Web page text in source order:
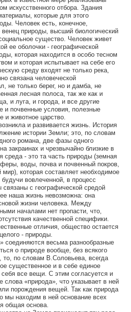
искусственного отбора. Здания
которые для этого
Человек есть, конечное,
природы, высший биологический
существо. Человек живет
ее оболочки - географической
которая находится в особо тесном
и которая испытывает на себе его
среду входят не только река,
связана человеческой
не только берег, но и дамба, не
лесная полоса, так же как и
и луга, и города, и все другие
и почвенные условия, полезные
и животное царство.
и развивается жизнь. История
истории Земли; это, по словам
романа, две фазы одного
закраинах и чрезвычайно близкие в
среда - это та часть природы (земная
воды, почва и почвенный покров,
которая составляет необходимое
вовлеченной, в процесс
с географической средой
наша жизнь невозможна: она
жизни человека. Между
началами нет пропасти, что,
качественной специфики.
отличия, общество остается
- природы.
соединяются весьма разнообразные
о природе вообще, без всякого
то, по словам В.Соловьева, всегда
существенное и в себе единое
все вещи. С этим согласуется и
слова «природа», что указывает в ней
порождения вещей. Так как природа
мы находим в ней основание всех
общая основа.